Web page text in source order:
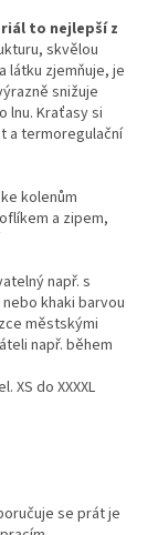
to nejlepší z
skvělou
látku zjemňuje, je
snižuje
lnu. Kraťasy si
a termoregulační
kolenům
a zipem,
např. s
khaki barvou
městskými
např. během
XS do XXXXL
se prát je